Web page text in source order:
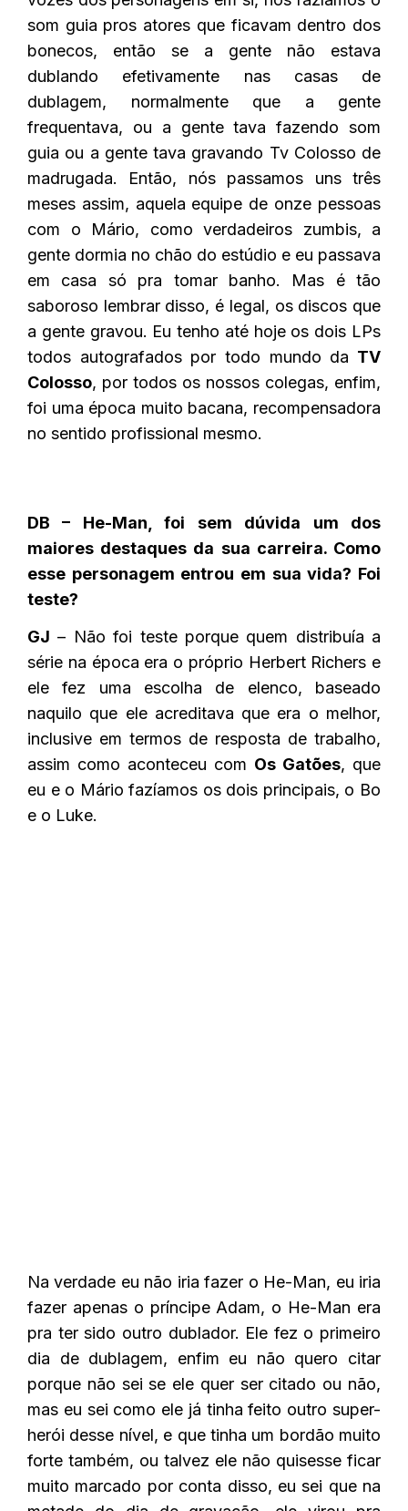
som guia pros atores que ficavam dentro dos
bonecos, então se a gente não estava
dublando efetivamente nas casas de
dublagem, normalmente que a gente
frequentava, ou a gente tava fazendo som
guia ou a gente tava gravando Tv Colosso de
madrugada. Então, nós passamos uns três
meses assim, aquela equipe de onze pessoas
com o Mário, como verdadeiros zumbis, a
gente dormia no chão do estúdio e eu passava
em casa só pra tomar banho. Mas é tão
saboroso lembrar disso, é legal, os discos que
a gente gravou. Eu tenho até hoje os dois LPs
todos autografados por todo mundo da TV
Colosso, por todos os nossos colegas, enfim,
foi uma época muito bacana, recompensadora
no sentido profissional mesmo.
DB – He-Man, foi sem dúvida um dos
maiores destaques da sua carreira. Como
esse personagem entrou em sua vida? Foi
teste?
GJ – Não foi teste porque quem distribuía a
série na época era o próprio Herbert Richers e
ele fez uma escolha de elenco, baseado
naquilo que ele acreditava que era o melhor,
inclusive em termos de resposta de trabalho,
assim como aconteceu com Os Gatões, que
eu e o Mário fazíamos os dois principais, o Bo
e o Luke.
Na verdade eu não iria fazer o He-Man, eu iria
fazer apenas o príncipe Adam, o He-Man era
pra ter sido outro dublador. Ele fez o primeiro
dia de dublagem, enfim eu não quero citar
porque não sei se ele quer ser citado ou não,
mas eu sei como ele já tinha feito outro super-
herói desse nível, e que tinha um bordão muito
forte também, ou talvez ele não quisesse ficar
muito marcado por conta disso, eu sei que na